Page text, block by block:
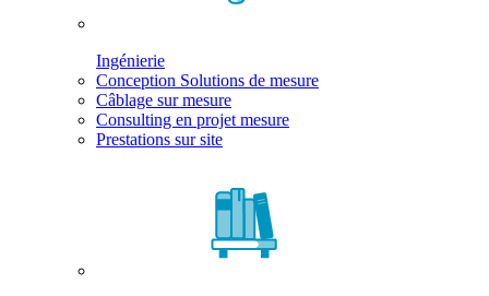
Ingénierie
Conception Solutions de mesure
Câblage sur mesure
Consulting en projet mesure
Prestations sur site